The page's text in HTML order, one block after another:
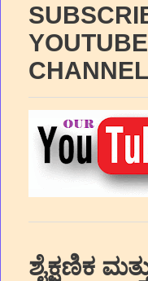
YOUTUBE
CHANNEL
ಶೈಕ್ಷಣಿಕ